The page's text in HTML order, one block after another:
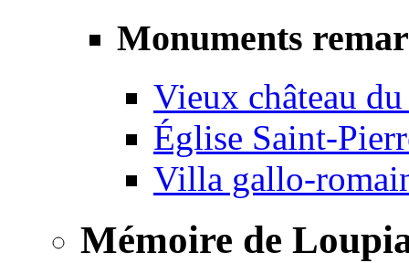
Monuments
Vieux château
Église Saint-
Villa gallo-
Mémoire de